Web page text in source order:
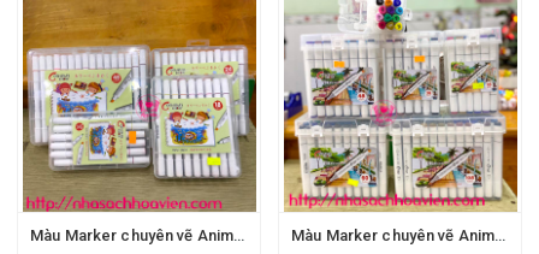
Màu Marker chuyên vẽ Anime dạng vĩ Màu Marker chuyên vẽ Anime, hộp nhựa